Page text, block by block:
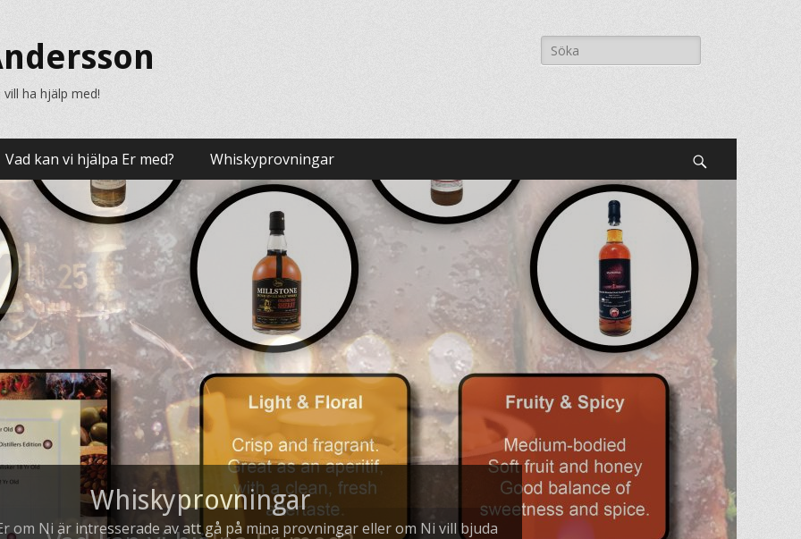
ha hjälp med!
Sök
efter:
Vad kan vi hjälpa Er med? Whiskyprovningar
Whiskyprovningar
om Ni är intresserade av att gå på mina provningar eller om Ni vill bjuda